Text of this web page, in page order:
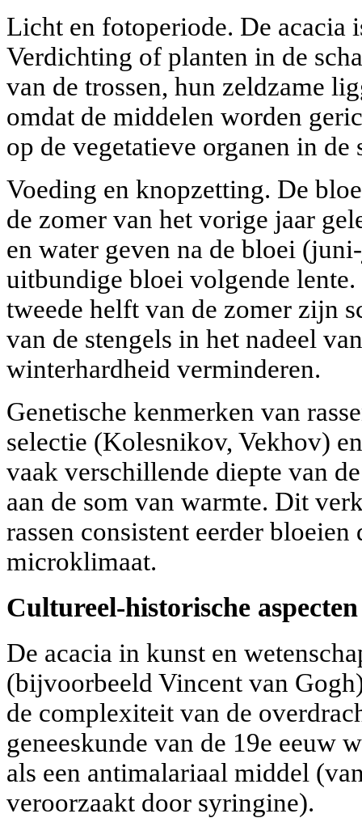
Licht en fotoperiode. De acacia
Verdichting of planten in de
van de trossen, hun zeldzame
omdat de middelen worden
op de vegetatieve organen in
Voeding en knopzetting. De
de zomer van het vorige jaar
en water geven na de bloei
uitbundige bloei volgende
tweede helft van de zomer zijn
van de stengels in het nadeel
winterhardheid verminderen.
Genetische kenmerken van
selectie (Kolesnikov, Vekhov)
vaak verschillende diepte van
aan de som van warmte. Dit
rassen consistent eerder
microklimaat.
Cultureel-historische
De acacia in kunst en
(bijvoorbeeld Vincent van
de complexiteit van de
geneeskunde van de 19e eeuw
als een antimalariaal middel
veroorzaakt door syringine).